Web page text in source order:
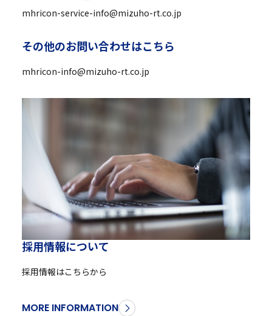
mhricon-service-info@mizuho-rt.co.jp
その他のお問い合わせはこちら
mhricon-info@mizuho-rt.co.jp
採用情報について
採用情報はこちらから
MORE INFORMATION